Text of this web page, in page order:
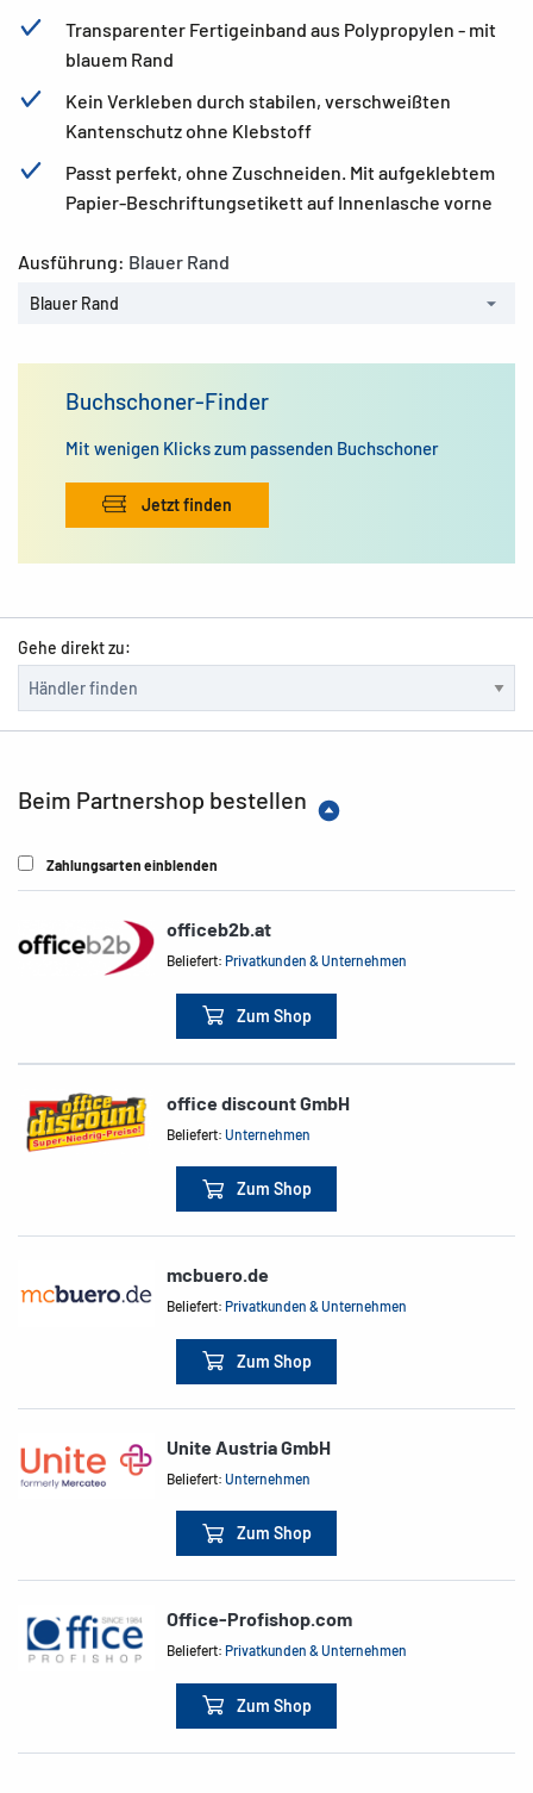
Transparenter Fertigeinband aus Polypropylen - mit
blauem Rand
Kein Verkleben durch stabilen, verschweißten
Kantenschutz ohne Klebstoff
Passt perfekt, ohne Zuschneiden. Mit aufgeklebtem
Papier-Beschriftungsetikett auf Innenlasche vorne
Ausführung: Blauer Rand
Blauer Rand
Buchschoner-Finder
Mit wenigen Klicks zum passenden Buchschoner
Jetzt finden
Gehe direkt zu:
Beim Partnershop bestellen
Zahlungsarten einblenden
officeb2b.at
Beliefert:Privatkunden & Unternehmen
Zum Shop
office discount GmbH
Beliefert:Unternehmen
Zum Shop
mcbuero.de
Beliefert:Privatkunden & Unternehmen
Zum Shop
Unite Austria GmbH
Beliefert:Unternehmen
Zum Shop
Office-Profishop.com
Beliefert:Privatkunden & Unternehmen
Zum Shop